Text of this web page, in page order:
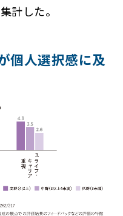
計した。
個人選択感に及